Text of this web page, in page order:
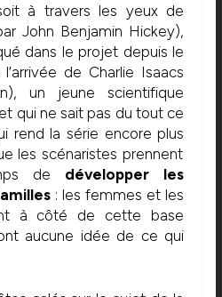
à travers les yeux de
John Benjamin Hickey),
dans le projet depuis le
de Charlie Isaacs
un jeune scientifique
qui ne sait pas du tout ce
rend la série encore plus
les scénaristes prennent
de développer les
: les femmes et les
à côté de cette base
aucune idée de ce qui